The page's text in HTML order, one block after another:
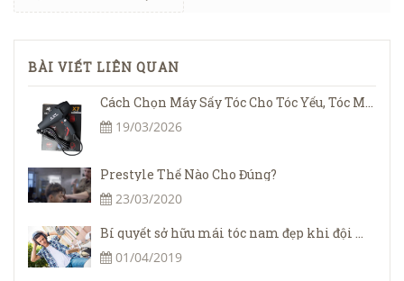
BÀI VIẾT LIÊN QUAN
19/03/2026
Prestyle Thế Nào Cho Đúng?
23/03/2020
01/04/2019